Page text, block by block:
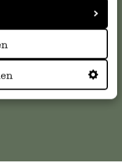
op de